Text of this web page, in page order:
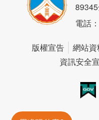
電話
版權宣告 網站
資訊安全